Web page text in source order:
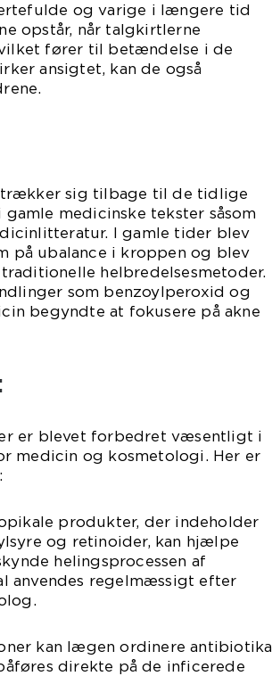
og varige i længere tid
opstår, når talgkirtlerne
fører til betændelse i de
ansigtet, kan de også
sig tilbage til de tidlige
medicinske tekster såsom
I gamle tider blev
på ubalance i kroppen og blev
helbredelsesmetoder.
som benzoylperoxid og
begyndte at fokusere på akne
er blevet forbedret væsentligt i
medicin og kosmetologi. Her er
produkter, der indeholder
og retinoider, kan hjælpe
helingsprocessen af
anvendes regelmæssigt efter
kan lægen ordinere antibiotika
direkte på de inficerede